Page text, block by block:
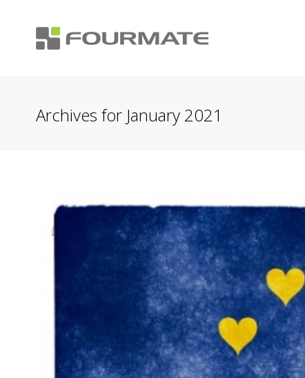
Archives for January 2021